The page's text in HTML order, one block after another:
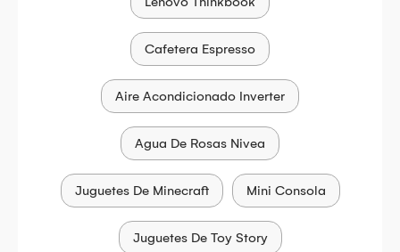
Cafetera Espresso
Aire Acondicionado Inverter
Agua De Rosas Nivea
Juguetes De Minecraft Mini Consola
Juguetes De Toy Story